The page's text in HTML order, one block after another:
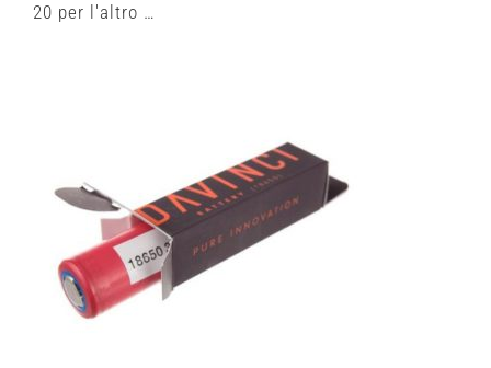
20 per l'altro …